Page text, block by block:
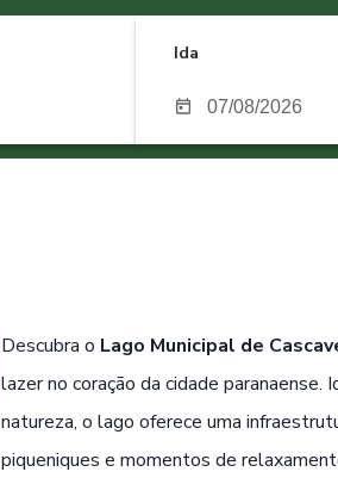
Ida
Descubra o Lago Municipal de
lazer no coração da cidade paranaense.
natureza, o lago oferece uma
piqueniques e momentos de